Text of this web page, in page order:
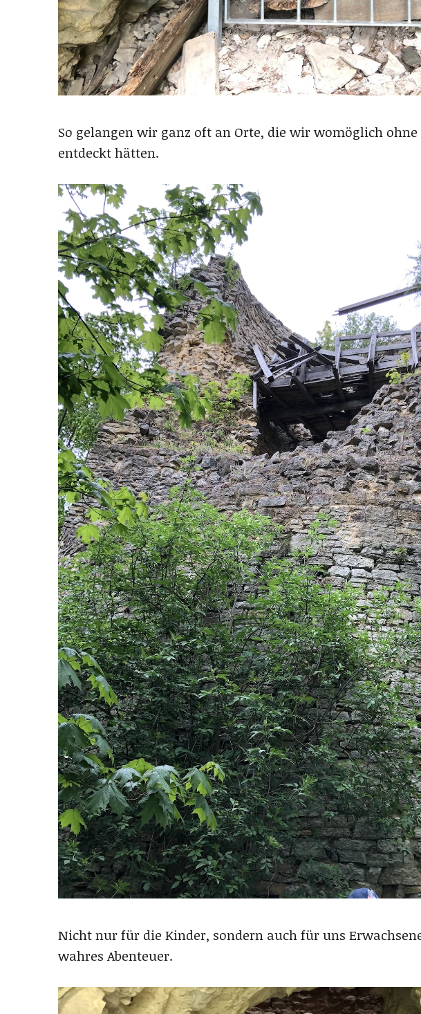
So gelangen wir ganz oft an Orte, die wir womöglich ohne
entdeckt hätten.
Nicht nur für die Kinder, sondern auch für uns
wahres Abenteuer.